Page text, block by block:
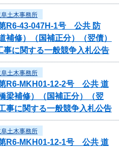
土木事務所
R6-43-047H-1号 公共 防
補修）（国補正分）（翌債）
事に関する一般競争入札公告
土木事務所
R6-MKH01-12-2号 公共 道
梁補修）（国補正分）（翌
事に関する一般競争入札公告
土木事務所
R6-MKH01-12-1号 公共 道